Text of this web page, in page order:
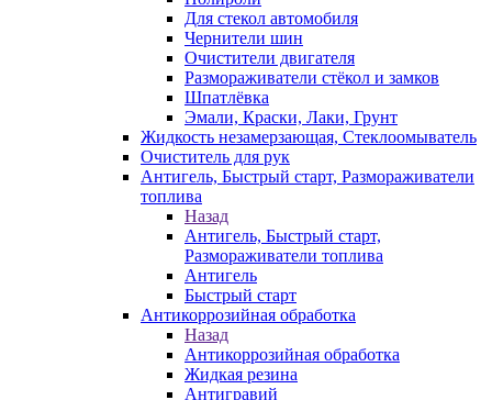
Для стекол автомобиля
Чернители шин
Очистители двигателя
Размораживатели стёкол и замков
Шпатлёвка
Эмали, Краски, Лаки, Грунт
Жидкость незамерзающая, Стеклоомыватель
Очиститель для рук
Антигель, Быстрый старт, Размораживатели
топлива
Назад
Антигель, Быстрый старт,
Размораживатели топлива
Антигель
Быстрый старт
Антикоррозийная обработка
Назад
Антикоррозийная обработка
Жидкая резина
Антигравий